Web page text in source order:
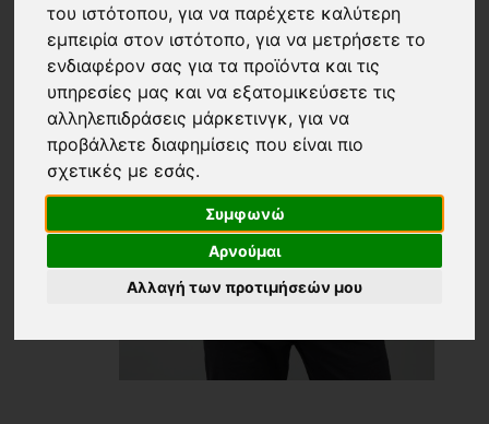
του ιστότοπου,για να παρέχετε καλύτερη
εμπειρία στον ιστότοπο,για να μετρήσετε το
ενδιαφέρον σας για τα προϊόντα και τις
υπηρεσίες μας και να εξατομικεύσετε τις
αλληλεπιδράσεις μάρκετινγκ,για να
προβάλλετε διαφημίσεις που είναι πιο
σχετικές με εσάς.
Συμφωνώ
Αρνούμαι
Αλλαγή των προτιμήσεών μου